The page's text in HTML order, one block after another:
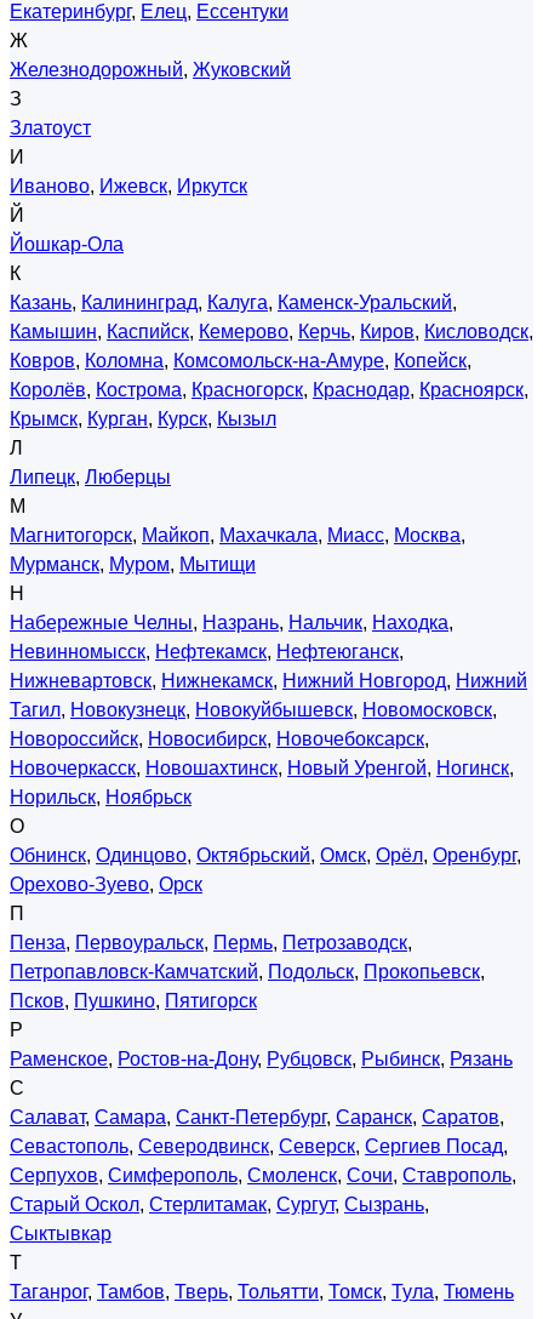
Екатеринбург, Елец, Ессентуки
Ж
Железнодорожный, Жуковский
З
Златоуст
И
Иваново, Ижевск, Иркутск
Й
Йошкар-Ола
К
Казань, Калининград, Калуга, Каменск-Уральский,
Камышин, Каспийск, Кемерово, Керчь, Киров, Кисловодск,
Ковров, Коломна, Комсомольск-на-Амуре, Копейск,
Королёв, Кострома, Красногорск, Краснодар, Красноярск,
Крымск, Курган, Курск, Кызыл
Л
Липецк, Люберцы
М
Магнитогорск, Майкоп, Махачкала, Миасс, Москва,
Мурманск, Муром, Мытищи
Н
Набережные Челны, Назрань, Нальчик, Находка,
Невинномысск, Нефтекамск, Нефтеюганск,
Нижневартовск, Нижнекамск, Нижний Новгород, Нижний
Тагил, Новокузнецк, Новокуйбышевск, Новомосковск,
Новороссийск, Новосибирск, Новочебоксарск,
Новочеркасск, Новошахтинск, Новый Уренгой, Ногинск,
Норильск, Ноябрьск
О
Обнинск, Одинцово, Октябрьский, Омск, Орёл, Оренбург,
Орехово-Зуево, Орск
П
Пенза, Первоуральск, Пермь, Петрозаводск,
Петропавловск-Камчатский, Подольск, Прокопьевск,
Псков, Пушкино, Пятигорск
Р
Раменское, Ростов-на-Дону, Рубцовск, Рыбинск, Рязань
С
Салават, Самара, Санкт-Петербург, Саранск, Саратов,
Севастополь, Северодвинск, Северск, Сергиев Посад,
Серпухов, Симферополь, Смоленск, Сочи, Ставрополь,
Старый Оскол, Стерлитамак, Сургут, Сызрань,
Сыктывкар
Т
Таганрог, Тамбов, Тверь, Тольятти, Томск, Тула, Тюмень